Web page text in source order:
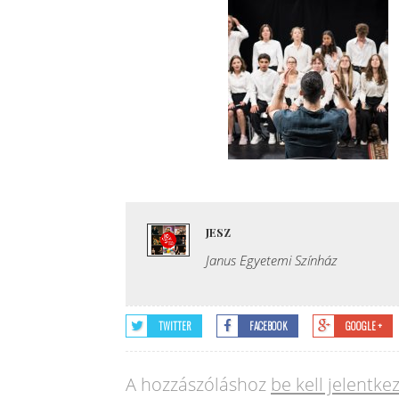
JESZ
Janus Egyetemi Színház
TWITTER FACEBOOK GOOGLE +
A hozzászóláshoz be kell